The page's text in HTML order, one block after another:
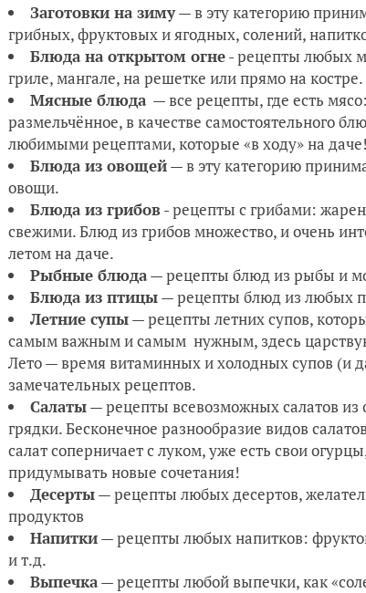
Заготовки на зиму— в эту категорию
грибных, фруктовых и ягодных, солений,
Блюда на открытом огне- рецепты любых
гриле, мангале, на решетке или прямо на костре.
Мясные блюда— все рецепты, где есть
размельчённое, в качестве самостоятельного
любимыми рецептами, которые «в ходу» на даче!
Блюда из овощей— в эту категорию
овощи.
Блюда из грибов - рецепты с грибами:
свежими. Блюд из грибов множество, и очень
летом на даче.
Рыбные блюда— рецепты блюд из рыбы и
Блюда из птицы— рецепты блюд из любых
Летние супы— рецепты летних супов,
самым важным и самым нужным, здесь
Лето — время витаминных и холодных супов (и
замечательных рецептов.
Салаты— рецепты всевозможных салатов
грядки. Бесконечное разнообразие видов
салат соперничает с луком, уже есть свои
придумывать новые сочетания!
Десерты— рецепты любых десертов,
продуктов
Напитки— рецепты любых напитков:
и т.д.
Выпечка— рецепты любой выпечки, как